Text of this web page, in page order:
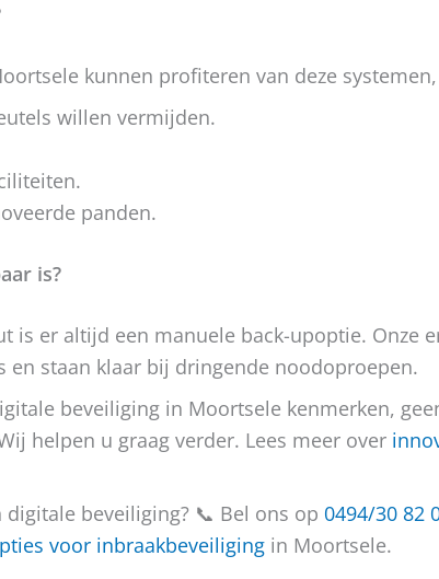
kunnen profiteren van deze
willen vermijden.
panden.
is?
is er altijd een manuele back-upoptie. Onze
staan klaar bij dringende noodoproepen.
beveiliging in Moortsele kenmerken,
helpen u graag verder. Lees meer over
beveiliging? 📞 Bel ons op 0494/30 82
voor inbraakbeveiliging in Moortsele.